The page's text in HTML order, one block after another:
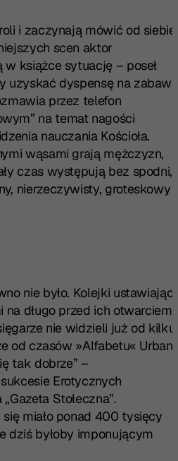
i zaczynają mówić od siebie.
scen aktor
książce sytuację – poseł
uzyskać dyspensę na zabawę
przez telefon
na temat nagości
nauczania Kościoła.
wąsami grają mężczyzn,
czas występują bez spodni,
nierzeczywisty, groteskowy
nie było. Kolejki
na długo przed ich otwarciem
nie widzieli już od kilku
od czasów »Alfabetu«
tak dobrze” –
Erotycznych
„Gazeta Stołeczna”.
miało ponad 400 tysięcy
dziś byłoby imponującym